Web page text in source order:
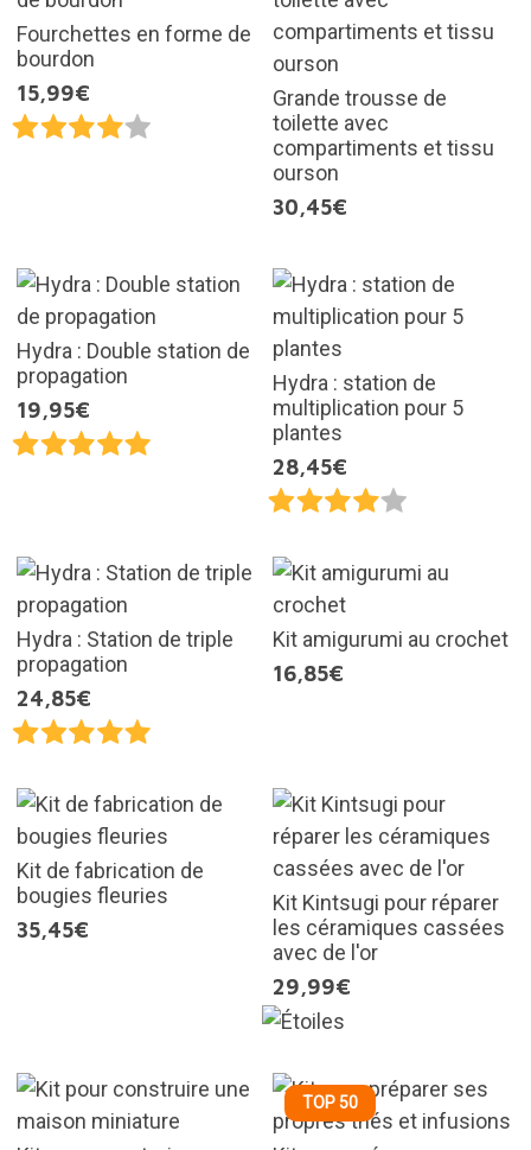
Fourchettes en forme de
bourdon
15,99€
Grande trousse de
toilette avec
compartiments et tissu
ourson
30,45€
Hydra : Double station de
propagation
19,95€
Hydra : station de
multiplication pour 5
plantes
28,45€
Hydra : Station de triple
propagation
24,85€
Kit amigurumi au crochet
16,85€
Kit de fabrication de
bougies fleuries
35,45€
Kit Kintsugi pour réparer
les céramiques cassées
avec de l'or
29,99€
TOP 50